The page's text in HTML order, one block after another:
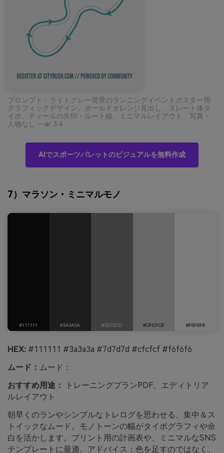
プロンプト：ライトグレー背景のランニングイベントポスター用
グラフィックデザイン、ボールドオレンジ見出し、スレート体タ
イポ、ティールの矢印・ルート線、ミニマルレイアウト、写真・
人物なし --ar 3:4
AIでスポーツパレットのビジュアルを無料作成
7）マラソン・ミニマルモノ
HEX: #111111 #3a3a3a #7d7d7d #cfcfcf #f6f6f6
ムード： ムード：
おすすめ用途：
トレーニングプランPDF、エディトリア
ルレイアウト
朝早くのランやシンプルなトレログを思わせる、集中＆ス
トイックなムード。モノトーンの幅がタイポグラフィや余
白を活かします。プリント用の計画表や、ミニマルなSNS
テンプレートに最適。アドバイス：色を足すのではなく、